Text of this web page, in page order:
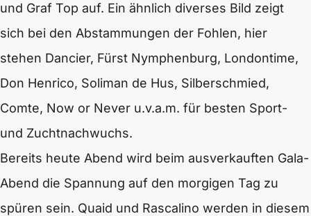
und Graf Top auf. Ein ähnlich diverses Bild zeigt
sich bei den Abstammungen der Fohlen, hier
stehen Dancier, Fürst Nymphenburg, Londontime,
Don Henrico, Soliman de Hus, Silberschmied,
Comte, Now or Never u.v.a.m. für besten Sport-
und Zuchtnachwuchs.
Bereits heute Abend wird beim ausverkauften Gala-
Abend die Spannung auf den morgigen Tag zu
spüren sein. Quaid und Rascalino werden in diesem